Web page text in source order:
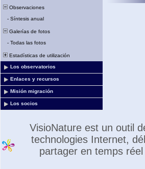
Observaciones
- Síntesis anual
Galerías de fotos
- Todas las fotos
Estadísticas de utilización
Los observatorios
Enlaces y recursos
Misión migración
Los socios
VisioNature est un outil
technologies Internet,
partager en temps